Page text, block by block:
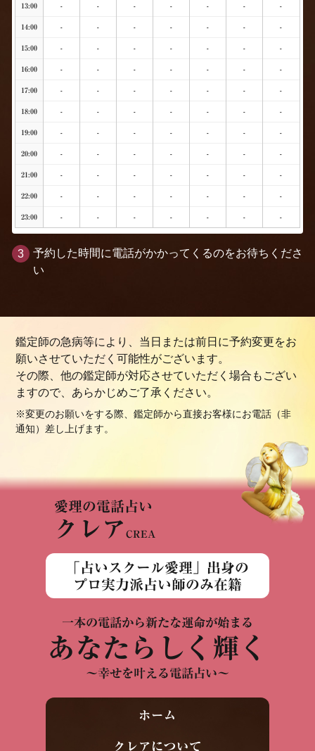
13:00 - - - - - - -
14:00 - - - - - - -
15:00 - - - - - - -
16:00 - - - - - - -
17:00 - - - - - - -
18:00 - - - - - - -
19:00 - - - - - - -
20:00 - - - - - - -
21:00 - - - - - - -
22:00 - - - - - - -
23:00 - - - - - - -
予約した時間に電話がかかってくるのをお待ちくださ
い
鑑定師の急病等により、当日または前日に予約変更をお
願いさせていただく可能性がございます。
その際、他の鑑定師が対応させていただく場合もござい
ますので、あらかじめご了承ください。
※変更のお願いをする際、鑑定師から直接お客様にお電話（非
通知）差し上げます。
愛理の電話占い
クレア CREA
「占いスクール愛理」出身の
プロ実力派占い師のみ在籍
一本の電話から新たな運命が始まる
あなたらしく輝く
～幸せを叶える電話占い～
ホーム
クレアについて